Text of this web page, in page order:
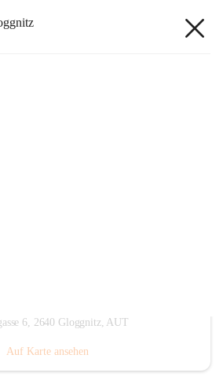
6, 2640 Gloggnitz, AUT
Auf Karte ansehen